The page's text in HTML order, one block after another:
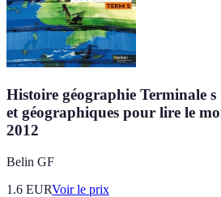
Histoire géographie Terminale s
et géographiques pour lire le
2012
Belin GF
1.6 EURVoir le prix